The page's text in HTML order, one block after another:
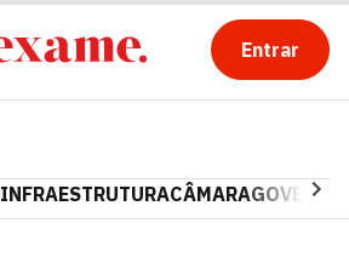
Entrar
INFRAESTRUTURACÂMARAGOVERNO